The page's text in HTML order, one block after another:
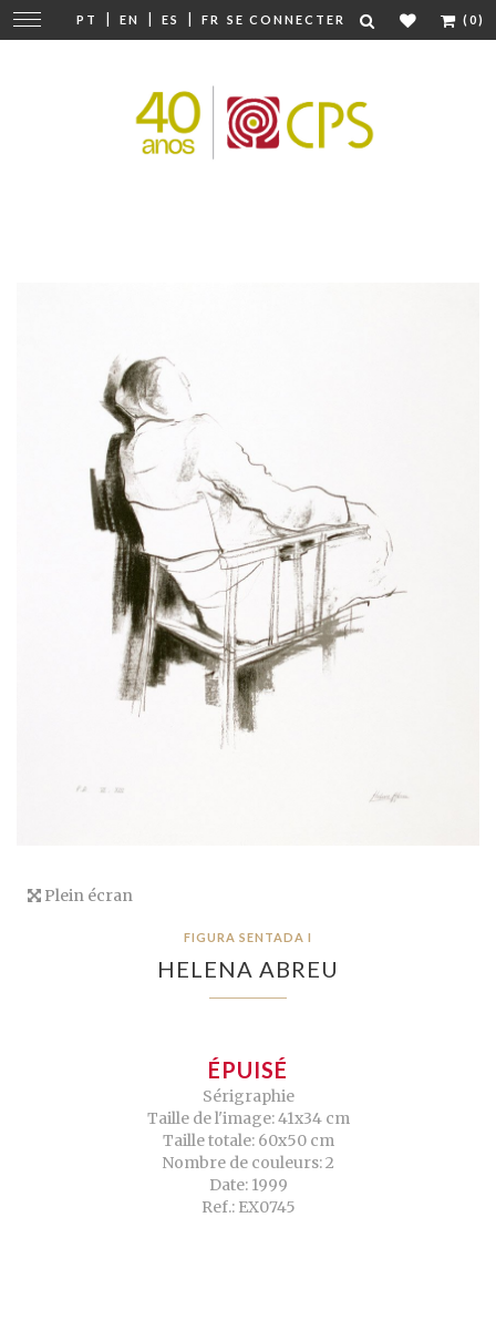
PT | EN | ES | FR SE CONNECTER (0)
Modifier
la
Plein écran
FIGURA SENTADA I
HELENA ABREU
ÉPUISÉ
Sérigraphie
Taille de l'image: 41x34 cm
Taille totale: 60x50 cm
Nombre de couleurs: 2
Date: 1999
Ref.: EX0745